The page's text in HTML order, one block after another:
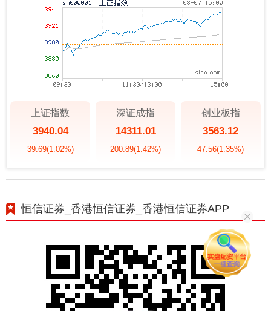
上证指数
3940.04
39.69(1.02%)
深证成指
14311.01
200.89(1.42%)
创业板指
3563.12
47.56(1.35%)
恒信证券_香港恒信证券_香港恒信证券APP